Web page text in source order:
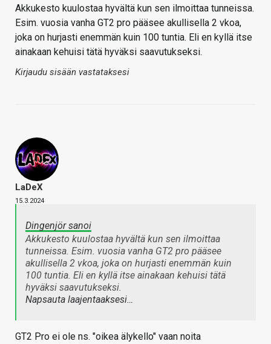
Akkukesto kuulostaa hyvältä kun sen ilmoittaa tunneissa.
Esim. vuosia vanha GT2 pro pääsee akullisella 2 vkoa,
joka on hurjasti enemmän kuin 100 tuntia. Eli en kyllä itse
ainakaan kehuisi tätä hyväksi saavutukseksi.
Kirjaudu sisään vastataksesi
LaDeX
15.3.2024
Dingenjör sanoi
Akkukesto kuulostaa hyvältä kun sen ilmoittaa
tunneissa. Esim. vuosia vanha GT2 pro pääsee
akullisella 2 vkoa, joka on hurjasti enemmän kuin
100 tuntia. Eli en kyllä itse ainakaan kehuisi tätä
hyväksi saavutukseksi.
Napsauta laajentaaksesi…
GT2 Pro ei ole ns. "oikea älykello" vaan noita